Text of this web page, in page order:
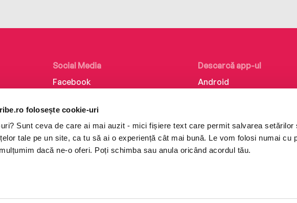
folosește cookie-uri
Sunt ceva de care ai mai auzit - mici fișiere text care permit salvarea setărilor
tale pe un site, ca tu să ai o experiență cât mai bună. Le vom folosi numai cu
dacă ne-o oferi. Poți schimba sau anula oricând acordul tău.
Social Media
Facebook
Instagram
TikTok
Descarcă app-ul
Android